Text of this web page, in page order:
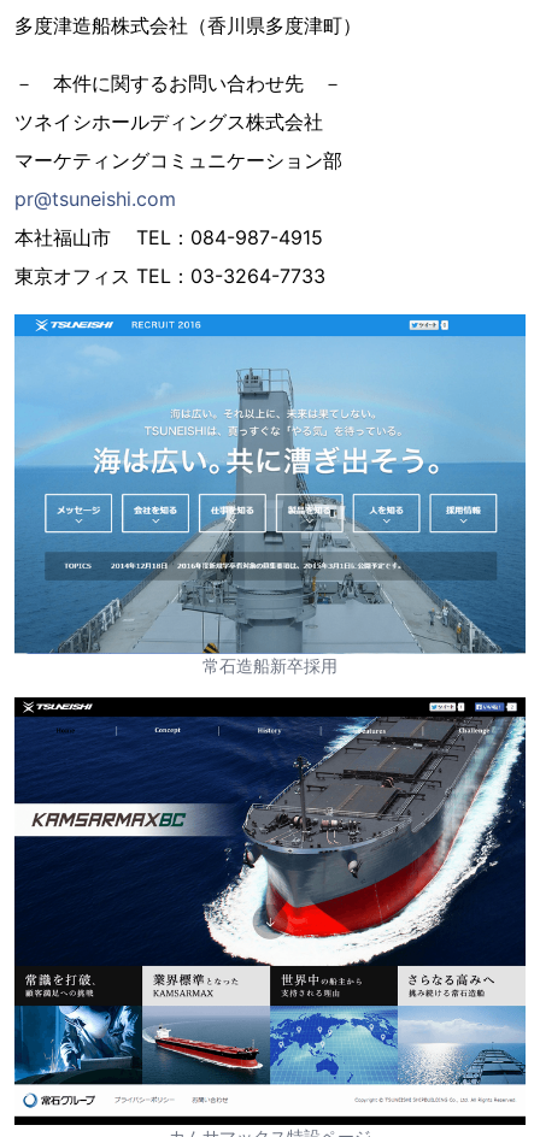
多度津造船株式会社（香川県多度津町）
－ 本件に関するお問い合わせ先 －
ツネイシホールディングス株式会社
マーケティングコミュニケーション部
pr@tsuneishi.com
本社福山市 TEL：084-987-4915
東京オフィス TEL：03-3264-7733
常石造船新卒採用